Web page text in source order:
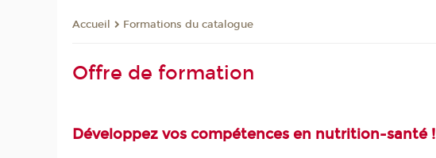
Accueil Formations du catalogue
Offre de formation
Développez vos compétences en nutrition-santé !